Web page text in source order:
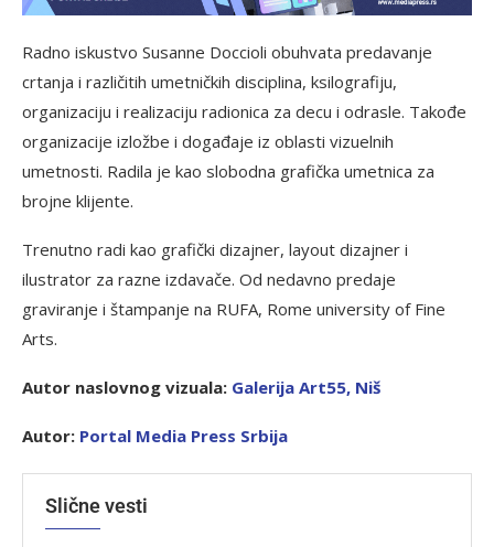
Radno iskustvo Susanne Doccioli obuhvata predavanje
crtanja i različitih umetničkih disciplina, ksilografiju,
organizaciju i realizaciju radionica za decu i odrasle. Takođe
organizacije izložbe i događaje iz oblasti vizuelnih
umetnosti. Radila je kao slobodna grafička umetnica za
brojne klijente.
Trenutno radi kao grafički dizajner, layout dizajner i
ilustrator za razne izdavače. Od nedavno predaje
graviranje i štampanje na RUFA, Rome university of Fine
Arts.
Autor naslovnog vizuala: Galerija Art55, Niš
Autor: Portal Media Press Srbija
Slične vesti